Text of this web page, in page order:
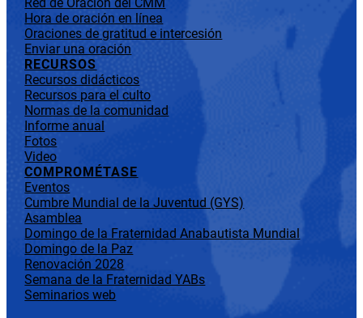
Hora de oración en línea
Oraciones de gratitud e intercesión
Enviar una oración
RECURSOS
Recursos didácticos
Recursos para el culto
Normas de la comunidad
Informe anual
Fotos
Video
COMPROMÉTASE
Eventos
Cumbre Mundial de la Juventud (GYS)
Asamblea
Domingo de la Fraternidad Anabautista Mundial
Domingo de la Paz
Renovación 2028
Semana de la Fraternidad YABs
Seminarios web